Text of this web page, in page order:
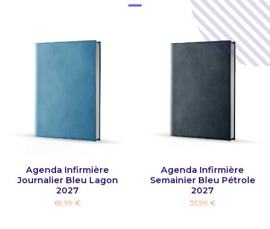
Agenda Infirmière
Journalier Bleu Lagon
2027
69,99 €
Agenda Infirmière
Semainier Bleu Pétrole
2027
35,99 €